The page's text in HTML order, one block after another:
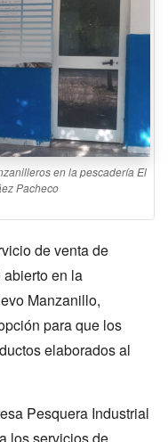
en la pescadería El
Pacheco
de venta de
en la
Manzanillo,
para que los
elaborados al
Pesquera Industrial